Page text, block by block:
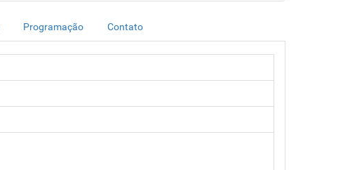
Programação Contato